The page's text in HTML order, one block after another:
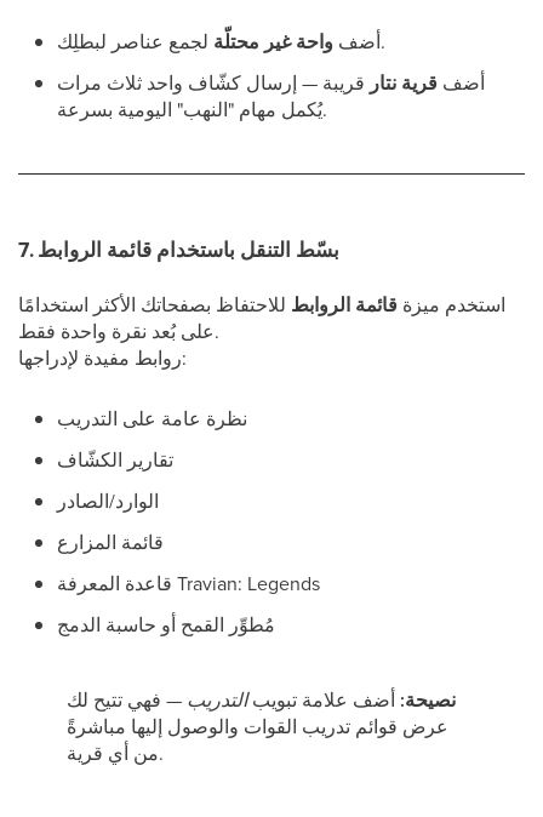
أضف واحة غير محتلّة
لجمع عناصر لبطلِك.
أضف قرية نتار قريبة — إرسال كشّاف واحد ثلاث مرات
يُكمل مهام "النهب" اليومية بسرعة.
7. بسّط التنقل باستخدام قائمة الروابط
استخدم ميزة قائمة الروابط للاحتفاظ بصفحاتك الأكثر استخدامًا
على بُعد نقرة واحدة فقط.
روابط مفيدة لإدراجها:
نظرة عامة على التدريب
تقارير الكشّاف
الوارد/الصادر
قائمة المزارع
قاعدة المعرفة Travian: Legends
مُطوِّر القمح أو حاسبة الدمج
نصيحة: أضف علامة تبويبالتدريب — فهي تتيح لك
عرض قوائم تدريب القوات والوصول إليها مباشرةً
من أي قرية.